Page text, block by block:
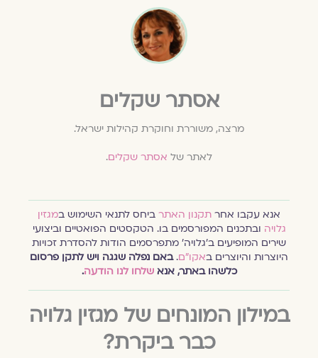
אסתר שקלים
מרצה, משוררת וחוקרת קהילות ישראל.
לאתר שלאסתר שקלים.
אנא עקבו אחרתקנון האתרביחס לתנאי השימוש ב מגזין
גלויהובתכנים המפורסמים בו. הטקסטים הפואטיים וביצועי
שירים המופיעים ב׳גלויה׳ מתפרסמים הודות להסדרת זכויות
היוצרות והיוצרים ב אקו״ם.באם נפלה שגגה ויש לתקן פרסום
כלשהו באתר, אנאשלחו לנו הודעה.
במילון המונחים של מגזין גלויה
כבר ביקרת?